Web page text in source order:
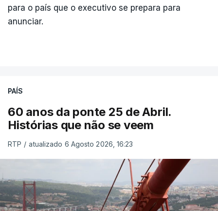
para o país que o executivo se prepara para
anunciar.
PAÍS
60 anos da ponte 25 de Abril.
Histórias que não se veem
RTP / atualizado 6 Agosto 2026, 16:23